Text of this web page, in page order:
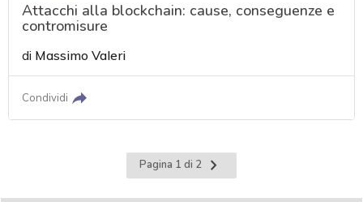
Attacchi alla blockchain: cause, conseguenze e
contromisure
di Massimo Valeri
Condividi
Pagina 1 di 2
Pagina
successiva